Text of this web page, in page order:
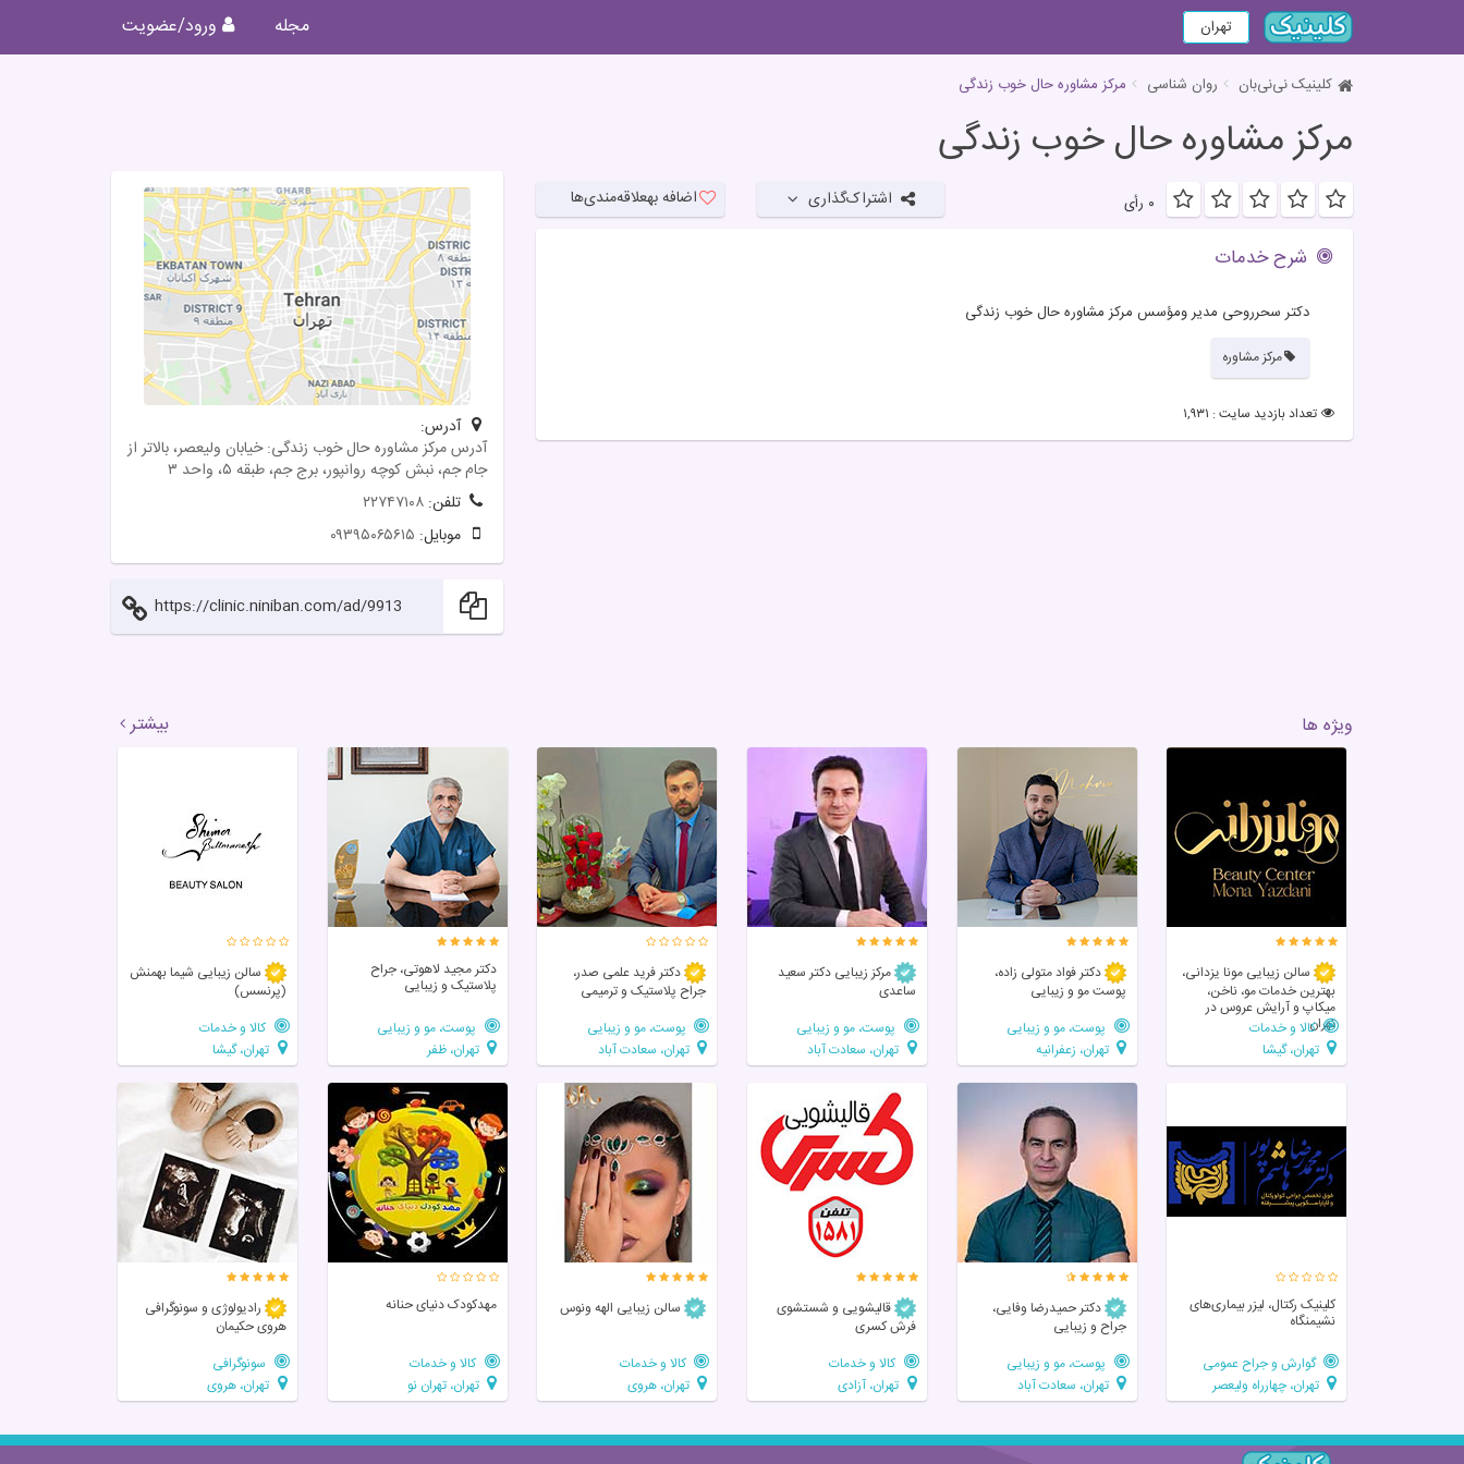
تهران مجله ورود/عضویت
کلینیک نی‌نی‌بان روان شناسی مرکز مشاوره حال خوب زندگی
مرکز مشاوره حال خوب زندگی
۰ رأی اشتراک‌گذاری اضافه بهعلاقه‌مندی‌ها
شرح خدمات
دکتر سحرروحی مدیر ومؤسس مرکز مشاوره حال خوب زندگی
مرکز مشاوره
تعداد بازدید سایت : ۱,۹۳۱
آدرس:
آدرس مرکز مشاوره حال خوب زندگی: خیابان ولیعصر، بالاتر از
جام جم، نبش کوچه روانپور، برج جم، طبقه ۵، واحد ۳
تلفن: ۲۲۷۴۷۱۰۸
موبایل: ۰۹۳۹۵۰۶۵۶۱۵
https://clinic.niniban.com/ad/9913
ویژه ها بیشتر
سالن زیبایی مونا یزدانی،
بهترین خدمات مو، ناخن،
میکاپ و آرایش عروس در
تهرانکالا و خدمات
تهران، گیشا
دکتر فواد متولی زاده،
پوست مو و زیبایی
پوست، مو و زیبایی
تهران، زعفرانیه
مرکز زیبایی دکتر سعید
ساعدی
پوست، مو و زیبایی
تهران، سعادت آباد
دکتر فرید علمی صدر،
جراح پلاستیک و ترمیمی
پوست، مو و زیبایی
تهران، سعادت آباد
دکتر مجید لاهوتی، جراح
پلاستیک و زیبایی
پوست، مو و زیبایی
تهران، ظفر
سالن زيبايی شیما بهمنش
(پرنسس)
کالا و خدمات
تهران، گیشا
کلینیک رکتال، لیزر بیماری‌های
نشیمنگاه
گوارش و جراح عمومی
تهران، چهارراه ولیعصر
دکتر حمیدرضا وفایی،
جراح و زیبایی
پوست، مو و زیبایی
تهران، سعادت آباد
قالیشویی و شستشوی
فرش کسری
کالا و خدمات
تهران، آزادی
سالن زیبایی الهه ونوس
کالا و خدمات
تهران، هروی
مهدکودک دنیای حنانه
کالا و خدمات
تهران، تهران نو
رادیولوژی و سونوگرافی
هروی حکیمان
سونوگرافی
تهران، هروی